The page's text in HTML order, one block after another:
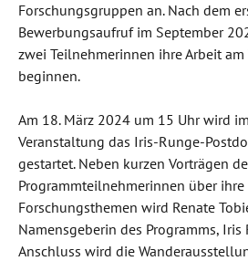
Forschungsgruppen an. Nach dem
Bewerbungsaufruf im September
zwei Teilnehmerinnen ihre Arbeit
beginnen.
Am 18. März 2024 um 15 Uhr wird
Veranstaltung das Iris-Runge-
gestartet. Neben kurzen Vorträgen
Programmteilnehmerinnen über
Forschungsthemen wird Renate
Namensgeberin des Programms,
Anschluss wird die